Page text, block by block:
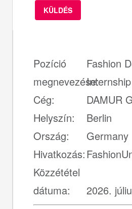
KÜLDÉS
Pozíció
megnevezése:
Fashion
Cég:
DAMUR
Helyszín:
Berlin
Ország:
Germany
Hivatkozás:
Közzététel
dátuma:
2026.